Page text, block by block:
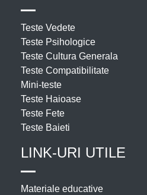
Teste Vedete
Teste Psihologice
Teste Cultura Generala
Teste Compatibilitate
Mini-teste
Teste Haioase
Teste Fete
Teste Baieti
LINK-URI UTILE
Materiale educative